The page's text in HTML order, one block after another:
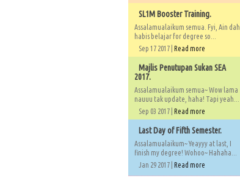
SL1M Booster Training.
Assalamualaikum semua. Fyi, Ain dah
habis belajar for degree so...
Sep 17 2017 | Read more
Majlis Penutupan Sukan SEA
2017.
Assalamualaikum semua~ Wow lama
nauuu tak update, haha! Tapi yeah...
Sep 03 2017 | Read more
Last Day of Fifth Semester.
Assalamualaikum~ Yeayyy at last, I
finish my degree! Wohoo~ Hahaha...
Jan 29 2017 | Read more